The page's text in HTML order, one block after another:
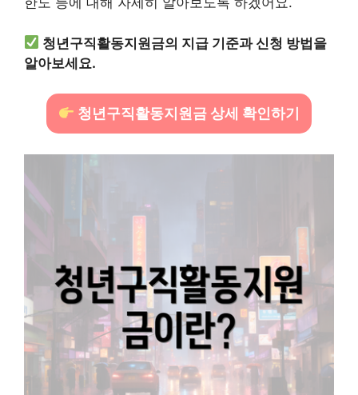
청년구직활동지원금의 지급 기준과 신청 방법을
알아보세요.
청년구직활동지원금 상세 확인하기